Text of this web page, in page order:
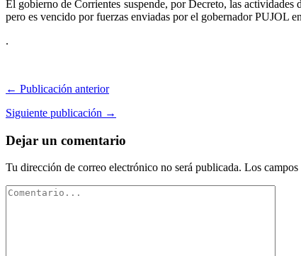
El gobierno de Corrientes suspende, por Decreto, las
pero es vencido por fuerzas enviadas por el gobernador PUJOL
.
← Publicación anterior
Siguiente publicación →
Dejar un comentario
Tu dirección de correo electrónico no será publicada. Los campos